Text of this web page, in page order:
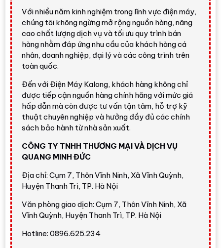
Tổng quan Máy giặt LG
TurboDrum Inverter 14 kg
T2514VBTB
Máy giặt LG TurboDrum Inverter 14 kg T2514VBTB
thuộc nhóm máy giặt lồng đứng dung tích lớn của LG,
thích hợp với gia đình trên 7 người hoặc gia đình ít người
hơn nhưng có thói quen gom nhiều đồ để giặt trong một
lần. Với thiết kế cửa trên, máy thuận tiện cho người không
muốn cúi nhiều khi bỏ đồ và lấy đồ như máy lồng ngang.
ModelT2514VBTBtập trung vào các nhu cầu thực tế:
giặt nhiều đồ, thao tác đơn giản, hạn chế xoắn rối, vận
hành tiết kiệm hơn nhờSmart Invertervà hỗ trợ làm
sạch tốt hơn bằngTurboDrum
cho nhà phố, căn hộ có ban công giặt, khu giặt riêng
hoặc gia đình cần một máy giặt chính dùng hằng ngày.
Đánh giá nhanh từ Điện Máy
Với nhiều năm kinh nghiệm trong lĩnh vực điện máy,
chúng tôi không ngừng mở rộng nguồn hàng, nâng
cao chất lượng dịch vụ và tối ưu quy trình bán
hàng nhằm đáp ứng nhu cầu của khách hàng cá
nhân, doanh nghiệp, đại lý và các công trình trên
toàn quốc.
Đến với Điện Máy Kalong, khách hàng không chỉ
được tiếp cận nguồn hàng chính hãng với mức giá
hấp dẫn mà còn được tư vấn tận tâm, hỗ trợ kỹ
thuật chuyên nghiệp và hưởng đầy đủ các chính
sách bảo hành từ nhà sản xuất.
CÔNG TY TNHH THƯƠNG MẠI VÀ DỊCH VỤ
QUANG MINH ĐỨC
Địa chỉ: Cụm 7, Thôn Vĩnh Ninh, Xã Vĩnh Quỳnh,
Huyện Thanh Trì, TP. Hà Nội
Văn phòng giao dịch: Cụm 7, Thôn Vĩnh Ninh, Xã
Vĩnh Quỳnh, Huyện Thanh Trì, TP. Hà Nội
Hotline: 0896.625.234